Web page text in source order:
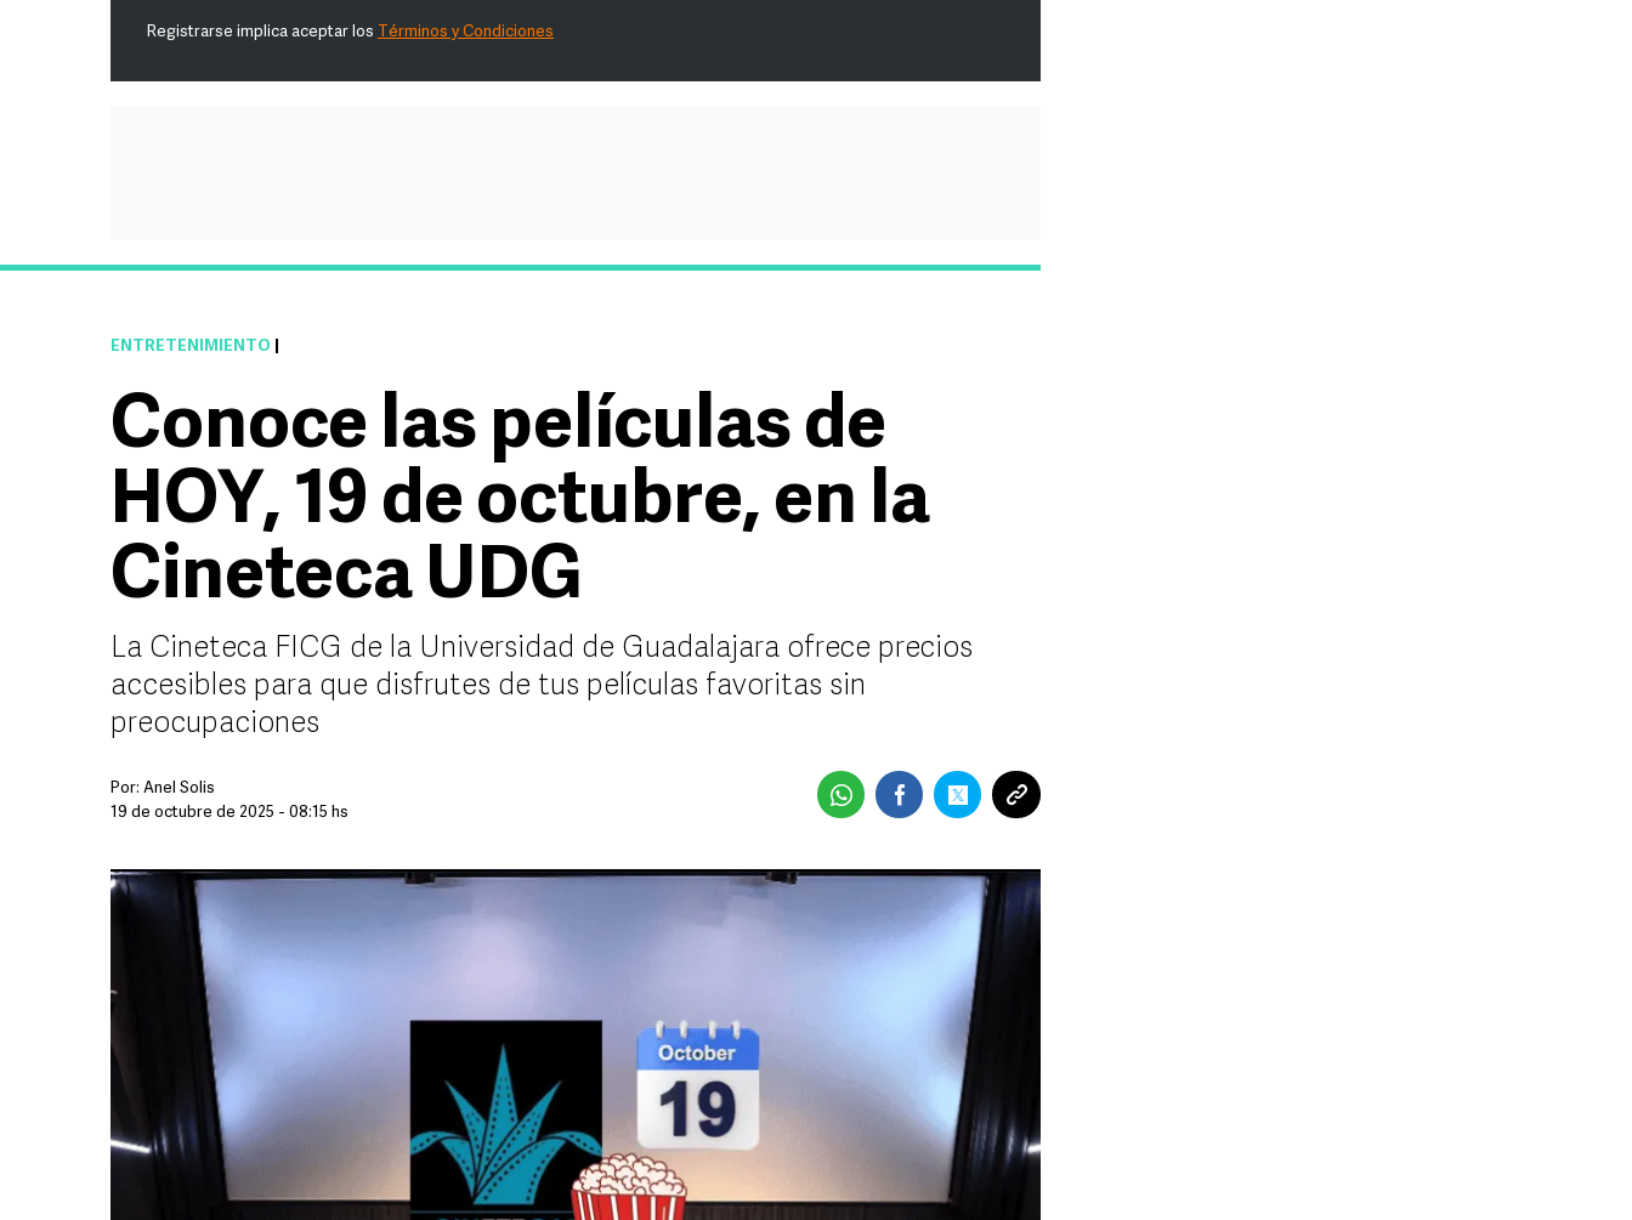
Registrarse implica aceptar los Términos y Condiciones
ENTRETENIMIENTO
Conoce las películas de
HOY, 19 de octubre, en la
Cineteca UDG
La Cineteca FICG de la Universidad de Guadalajara ofrece precios
accesibles para que disfrutes de tus películas favoritas sin
preocupaciones
Por: Anel Solis
19 de octubre de 2025 - 08:15 hs